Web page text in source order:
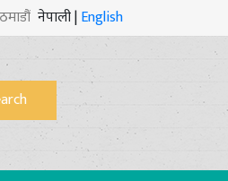
नेपाली|English